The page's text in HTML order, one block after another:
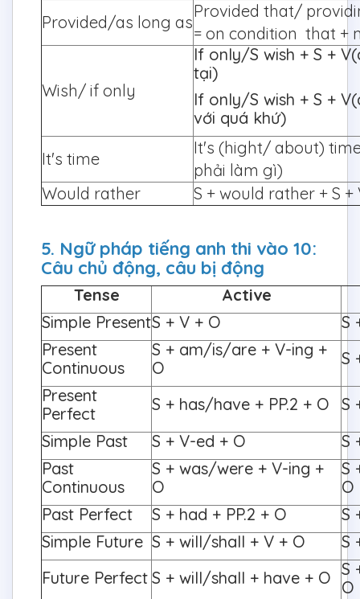
Provided/as long as
Provided that/
= on condition that +
Wish/ if only
If only/S wish + S +
tại)
If only/S wish + S +
với quá khứ)
It's time
It's (hight/ about)
phải làm gì)
Would rather
S + would rather + S
5. Ngữ pháp tiếng anh thi vào 10:
Câu chủ động, câu bị động
Tense
Active
Simple PresentS + V + O
S
Present
Continuous
S + am/is/are + V-ing +
O
S
Present
Perfect
S + has/have + PP.2 + O
S
Simple Past
S + V-ed + O
S
Past
Continuous
S + was/were + V-ing +
O
S
O
Past Perfect
S + had + PP.2 + O
S
Simple Future S + will/shall + V + O
S
Future Perfect S + will/shall + have + O S
O